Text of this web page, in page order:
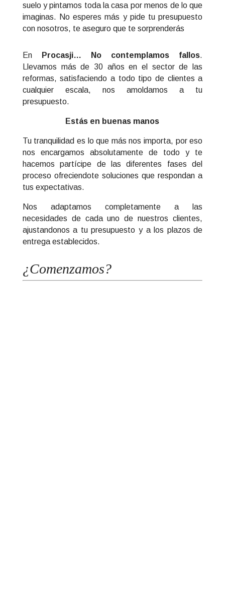
suelo y pintamos toda la casa por menos de lo que
imaginas. No esperes más y pide tu presupuesto
con nosotros, te aseguro que te sorprenderás
En Procasji… No contemplamos fallos.
Llevamos más de 30 años en el sector de las
reformas, satisfaciendo a todo tipo de clientes a
cualquier escala, nos amoldamos a tu
presupuesto.
Estás en buenas manos
Tu tranquilidad es lo que más nos importa, por eso
nos encargamos absolutamente de todo y te
hacemos partícipe de las diferentes fases del
proceso ofreciendote soluciones que respondan a
tus expectativas.
Nos adaptamos completamente a las
necesidades de cada uno de nuestros clientes,
ajustandonos a tu presupuesto y a los plazos de
entrega establecidos.
¿Comenzamos?